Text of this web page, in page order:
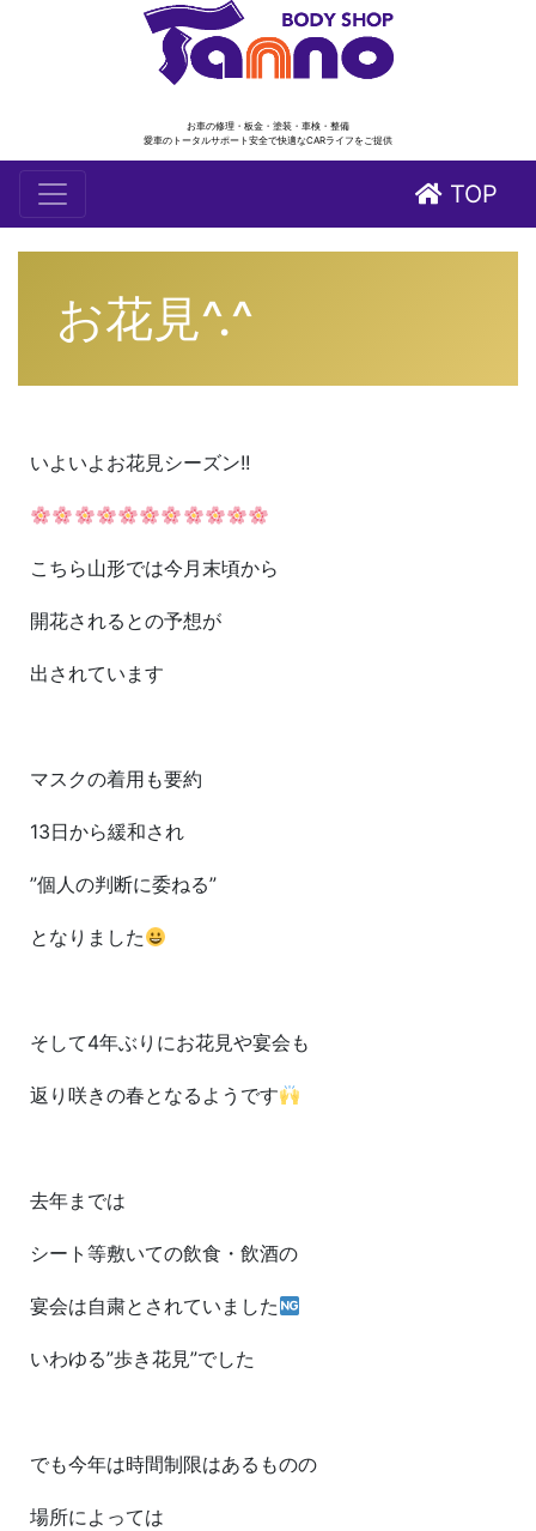
お車の修理・板金・塗装・車検・整備
愛車のトータルサポート安全で快適なCARライフをご提供
TOP
お花見^.^
いよいよお花見シーズン!!
こちら山形では今月末頃から
開花されるとの予想が
出されています
マスクの着用も要約
13日から緩和され
”個人の判断に委ねる”
となりました
そして4年ぶりにお花見や宴会も
返り咲きの春となるようです
去年までは
シート等敷いての飲食・飲酒の
宴会は自粛とされていました
いわゆる”歩き花見”でした
でも今年は時間制限はあるものの
場所によっては